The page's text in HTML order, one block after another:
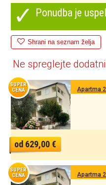
✓ Ponudba je
Shrani na seznam želja
Ne spreglejte
SUPER
CENA
Apartma
od 629,00 €
SUPER
CENA
Apartma